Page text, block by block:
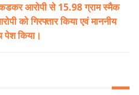
आरोपी से 15.98 ग्राम स्मैक
को गिरफ्तार किया एवं माननीय
पेश किया।